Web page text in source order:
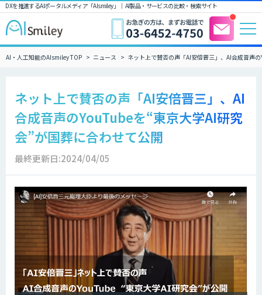
DXを推進するAIポータルメディア「AIsmiley」｜ AI製品・サービスの比較・検索サイト
AI・人工知能のAIsmiley TOP ニュース ネット上で賛否の声「AI安倍晋三」、AI合成音声
ネット上で賛否の声「AI安倍晋三」、AI
合成音声のYouTubeを“東京大学AI研究
会”が国葬に合わせて公開
最終更新日:2024/04/05